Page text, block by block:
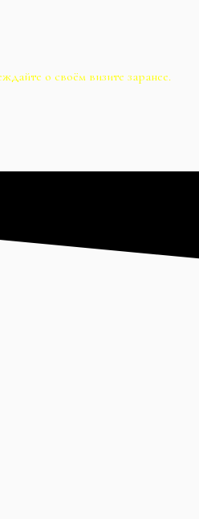
о своём визите заранее.